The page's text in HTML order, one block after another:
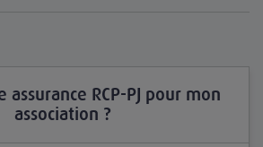
assurance RCP-PJ pour mon
association ?